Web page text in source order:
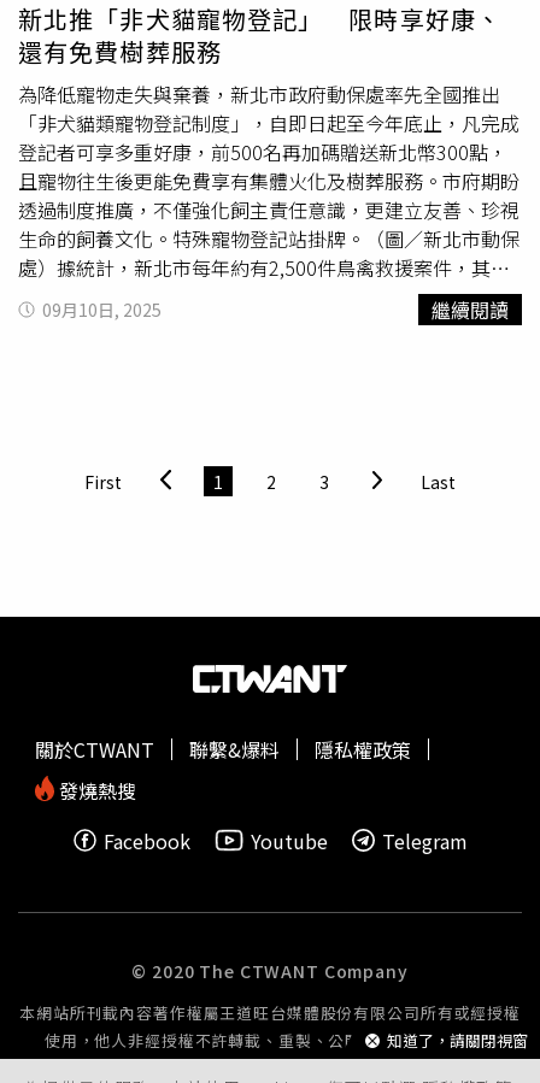
從預期鸚鵡會咬破食盒溜了，且鸚鵡
這段「逛大街」歷程也
沒有任何法益被侵害，據此看能否在行政訴訟中說服法官。
折騰近月，葉小姐愛寵鸚鵡
卻伴隨新台幣3,000元「寵物出入公共場所飼主未陪同」的
罰單，實在無奈。（圖／劉耿豪攝）北市府動保處動物救援
隊隊長林庭君則回應，此案出養流程確實出錯，內部有橫向
聯繫疏失，動保處會進行檢討，也尊重葉小姐尋求法律救濟
的權利，如有走失寵物者，可以書面與電話雙管齊下陳情，
確保不被「漏接」。此外，動保處也會對收養者把關，若同
一人收養了超過3隻拾獲寵物，動保處都會派員家訪，確保
寵物被妥善照顧。林庭君另外強調，之所以在葉小姐領回
「哇沙米」後動保處才開罰，是因為必須確認葉小姐與「哇
破壞他人設置的防盜設備進行竊取。考量黃男為竊盜累犯且
未與失主達成和解，以及竊得的2隻灰
鸚鵡價值6萬元，法院
最終依毀越安全設備竊盜罪判處8月有期徒刑，並宣告沒收
犯罪所得。
新北推「非犬貓寵物登記」 限時享好康、
還有免費樹葬服務
為降低寵物走失與棄養，新北市政府動保處率先全國推出
「非犬貓類寵物登記制度」，自即日起至今年底止，凡完成
登記者可享多重好康，前500名再加碼贈送新北幣300點，
且寵物往生後更能免費享有集體火化及樹葬服務。市府期盼
透過制度推廣，不僅強化飼主責任意識，更建立友善、珍視
生命的飼養文化。特殊寵物登記站掛牌。（圖／新北市動保
處）據統計，新北市每年約有2,500件鳥禽救援案件，其中
約50件涉及 鸚鵡或寵物鳥，許多案例源自飛失。日前，1隻
白色巴丹鸚鵡誤飛進派出所，因具備腳環登記，順利返家；
會、台灣鳥寶救援協會、台灣流浪兔保護協會及多家動物醫
院、寵物業者合作，設立「非犬貓寵物登記站」。民眾可透
人團圓。（圖／新北市動保處）動保處表示，人為飼養的寵
存活。推動登記制度不僅能幫助走失寵物回家，更提醒飼主
「懂牠再養牠，終養不棄養」。市府呼籲市民踴躍響應，攜
09月10日, 2025 繼續閱讀
First 1 2 3 Last
知道了，請關閉視窗
關於CTWANT 聯繫&爆料
隱私權政策
發燒熱搜
Facebook
Youtube Telegram
© 2020 The CTWANT Company
本網站所刊載內容著作權屬王道旺台媒體股份有限公司所有或經授權
使用，他人非經授權不許轉載、重製、公開播送或公開傳輸。